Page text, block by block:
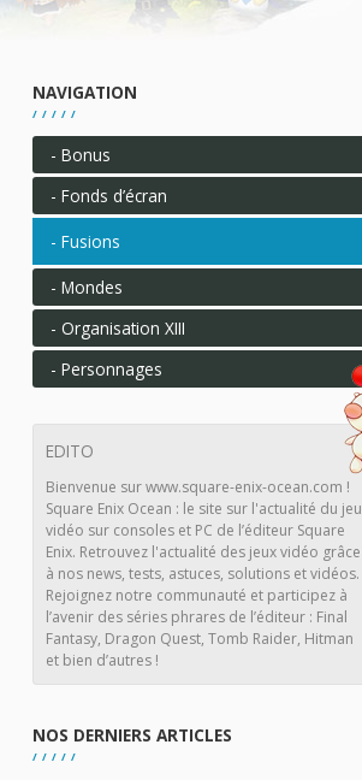
NAVIGATION
Bonus
Fonds d’écran
Fusions
Mondes
Organisation XIII
Personnages
EDITO
Bienvenue sur www.square-enix-ocean.com !
Square Enix Ocean : le site sur l'actualité du jeu
vidéo sur consoles et PC de l’éditeur Square
Enix. Retrouvez l'actualité des jeux vidéo grâce
à nos news, tests, astuces, solutions et vidéos.
Rejoignez notre communauté et participez à
l’avenir des séries phrares de l’éditeur : Final
Fantasy, Dragon Quest, Tomb Raider, Hitman
et bien d’autres !
NOS DERNIERS ARTICLES